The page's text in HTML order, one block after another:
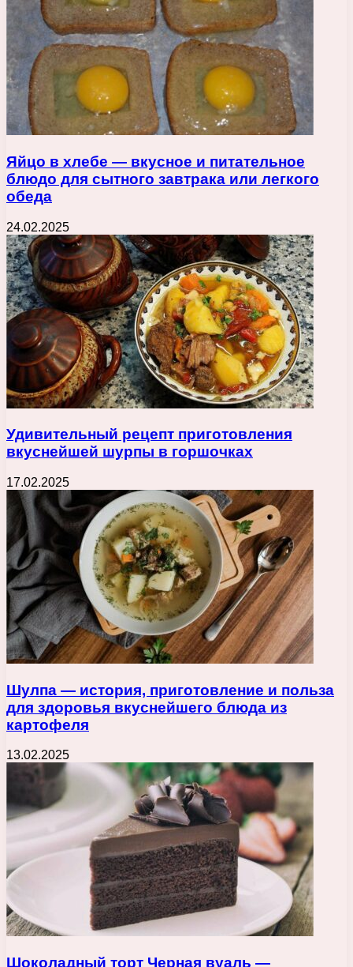
Яйцо в хлебе — вкусное и питательное
блюдо для сытного завтрака или легкого
обеда
24.02.2025
Удивительный рецепт приготовления
вкуснейшей шурпы в горшочках
17.02.2025
Шулпа — история, приготовление и польза
для здоровья вкуснейшего блюда из
картофеля
13.02.2025
Шоколадный торт Черная вуаль —